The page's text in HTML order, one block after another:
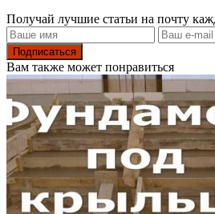
Получай лучшие статьи на почту
Подписаться
Вам также может понравиться